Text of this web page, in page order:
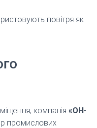
повітря як
компанія «ОН-
промислових